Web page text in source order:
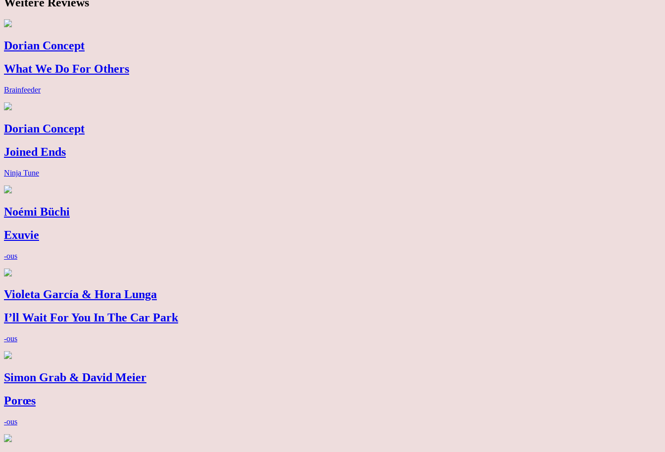
Weitere Reviews
Dorian Concept
What We Do For Others
Brainfeeder
Dorian Concept
Joined Ends
Ninja Tune
Noémi Büchi
Exuvie
-ous
Violeta García & Hora Lunga
I’ll Wait For You In The Car Park
-ous
Simon Grab & David Meier
Porœs
-ous